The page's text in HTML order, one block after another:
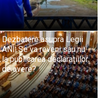
Dezbatere asupra Legii
ANI: Se va reveni sau nu
la publicarea declarațiilor
de avere?